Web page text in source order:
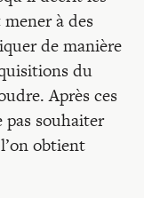
à des
de manière
du
Après ces
souhaiter
obtient